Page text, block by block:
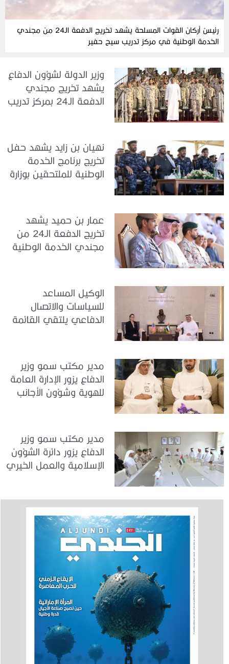
رئيسُ أركان القوات المسلحة يشهد تخريج الدفعة الـ24 من مجندي
الخدمة الوطنية في مركز تدريب سيح حفير
وزير الدولة لشؤون الدفاع
يشهد تخريج مجندي
الدفعة الـ24 بمركز تدريب
نهيان بن زايد يشهد حفل
تخريج برنامج الخدمة
الوطنية للملتحقين بوزارة
عمار بن حميد يشهد
تخريج الدفعة الـ24 من
مجندي الخدمة الوطنية
الوكيل المساعد
للسياسات والاتصال
الدفاعي يلتقي القائمة
مدير مكتب سمو وزير
الدفاع يزور الإدارة العامة
للهوية وشؤون الأجانب
مدير مكتب سمو وزير
الدفاع يزور دائرة الشؤون
الإسلامية والعمل الخيري